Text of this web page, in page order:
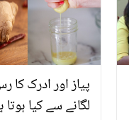
پیاز اور ادرک کا
لگانے سے کیا ہوتا